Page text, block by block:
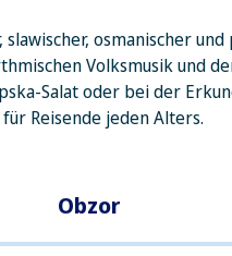
osmanischer und
Volksmusik und
Salat oder bei der
Reisende jeden Alters.
Obzor